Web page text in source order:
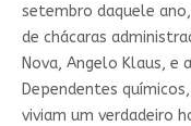
setembro daquele
de chácaras
Nova, Angelo Klaus, e
Dependentes
viviam um verdadeiro